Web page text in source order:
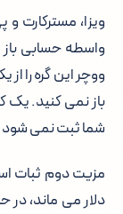
ویزا، مسترکارت و
واسطه حسابی
ووچر این گره را
باز نمی کنید. یک
شما ثبت نمی
مزیت دوم ثبات
دلار می ماند، در